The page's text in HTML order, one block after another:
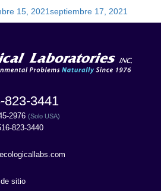
15, 2021septiembre 17, 2021
823-3441
2976 (Solo USA)
823-3440
sitio